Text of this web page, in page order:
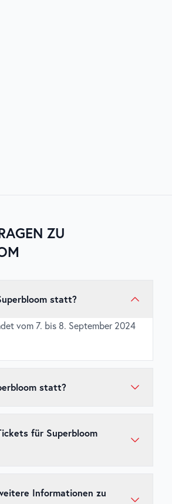
ZU
statt?
vom 7. bis 8. September 2024
statt?
für Superbloom
Wir empfehlen, Tickets
Informationen zu